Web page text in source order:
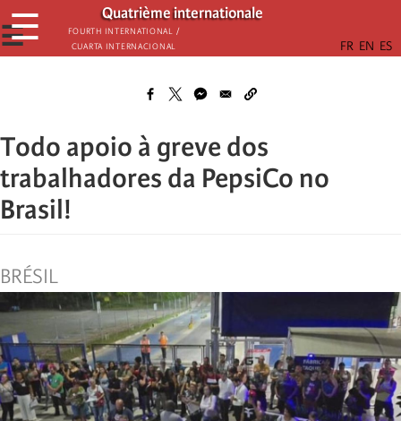
Passar
para
o
Quatrième internationale
Fourth International /
Cuarta Internacional
☰
☰
Todo apoio à greve dos
trabalhadores da PepsiCo no
Brasil!
BRÉSIL